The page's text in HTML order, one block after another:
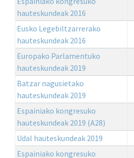
hauteskundeak 2016
Eusko Legebiltzarrerako
hauteskundeak 2016
Europako Parlamentuko
hauteskundeak 2019
Batzar nagusietako
hauteskundeak 2019
Espainiako kongresuko
hauteskundeak 2019 (A28)
Udal hauteskundeak 2019
Espainiako kongresuko